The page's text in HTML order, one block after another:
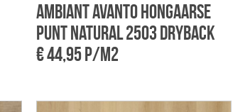
Ambiant Avanto hongaarse
punt natural 2503 dryback
€ 44,95 p/m2